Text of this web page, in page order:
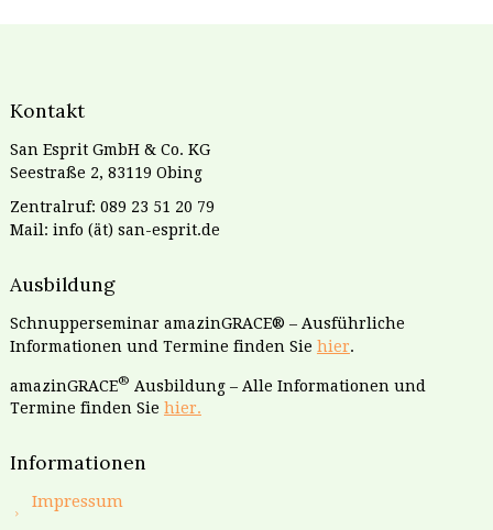
Kontakt
San Esprit GmbH & Co. KG
Seestraße 2, 83119 Obing
Zentralruf: 089 23 51 20 79
Mail: info (ät) san-esprit.de
Ausbildung
Schnupperseminar amazinGRACE® – Ausführliche
Informationen und Termine finden Sie hier.
amazinGRACE® Ausbildung – Alle Informationen und
Termine finden Sie hier.
Informationen
Impressum